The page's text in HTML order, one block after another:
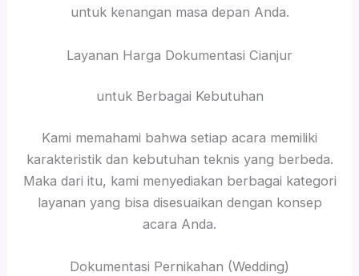
untuk kenangan masa depan Anda.
Layanan Harga Dokumentasi Cianjur
untuk Berbagai Kebutuhan
Kami memahami bahwa setiap acara memiliki
karakteristik dan kebutuhan teknis yang berbeda.
Maka dari itu, kami menyediakan berbagai kategori
layanan yang bisa disesuaikan dengan konsep
acara Anda.
Dokumentasi Pernikahan (Wedding)